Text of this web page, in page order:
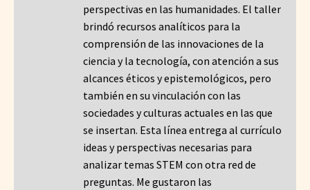
perspectivas en las humanidades. El taller
brindó recursos analíticos para la
comprensión de las innovaciones de la
ciencia y la tecnología, con atención a sus
alcances éticos y epistemológicos, pero
también en su vinculación con las
sociedades y culturas actuales en las que
se insertan. Esta línea entrega al currículo
ideas y perspectivas necesarias para
analizar temas STEM con otra red de
preguntas. Me gustaron las